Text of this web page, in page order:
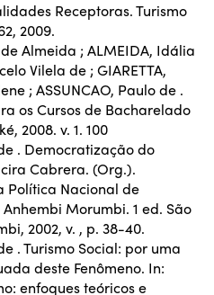
Receptoras. Turismo
2009.
Almeida ; ALMEIDA, Idália
Vilela de ; GIARETTA,
; ASSUNCAO, Paulo de .
os Cursos de Bacharelado
2008. v. 1. 100
. Democratização do
Cabrera. (Org.).
Política Nacional de
Morumbi. 1 ed. São
2002, v. , p. 38-40.
. Turismo Social: por uma
deste Fenômeno. In:
enfoques teóricos e